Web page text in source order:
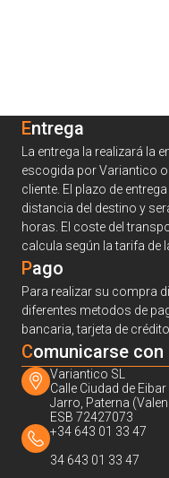
Entrega
La entrega la realizará la
escogida por Variantico o
cliente. El plazo de
distancia del destino y
horas. El coste del
calcula según la tarifa de
Pago
Para realizar su compra
diferentes metodos de
bancaria, tarjeta de
Comunicarse
Variantico SL
Calle Ciudad de
Jarro, Paterna
ESB 72427073
+34 643 01 33 47
34 643 01 33 47